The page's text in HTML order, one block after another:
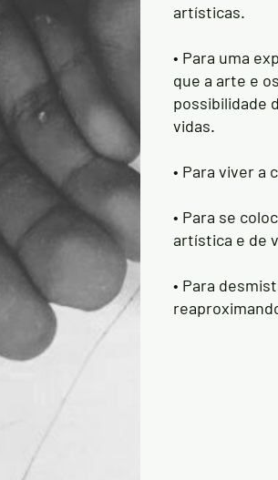
artísticas.
• Para uma
que a arte e
possibilidade
vidas.
• Para viver a
• Para se
artística e de
• Para